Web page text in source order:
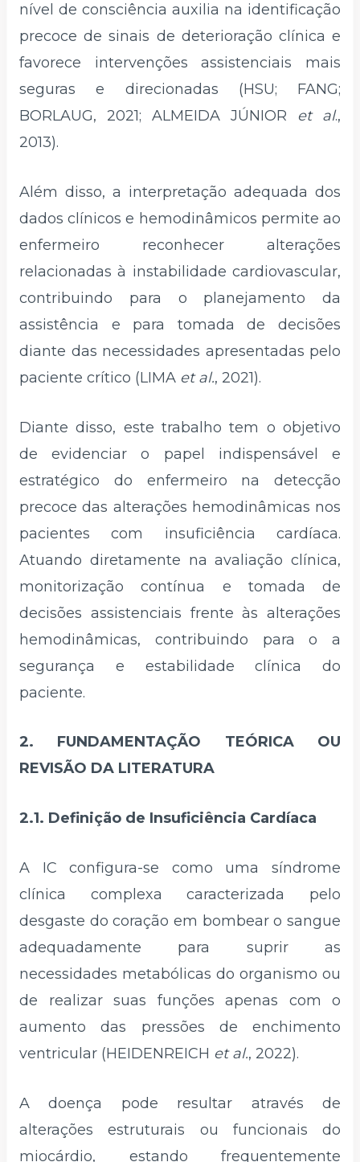
nível de consciência auxilia na identificação
precoce de sinais de deterioração clínica e
favorece intervenções assistenciais mais
seguras e direcionadas (HSU; FANG;
BORLAUG, 2021; ALMEIDA JÚNIOR et al.,
2013).
Além disso, a interpretação adequada dos
dados clínicos e hemodinâmicos permite ao
enfermeiro reconhecer alterações
relacionadas à instabilidade cardiovascular,
contribuindo para o planejamento da
assistência e para tomada de decisões
diante das necessidades apresentadas pelo
paciente crítico (LIMA et al., 2021).
Diante disso, este trabalho tem o objetivo
de evidenciar o papel indispensável e
estratégico do enfermeiro na detecção
precoce das alterações hemodinâmicas nos
pacientes com insuficiência cardíaca.
Atuando diretamente na avaliação clínica,
monitorização contínua e tomada de
decisões assistenciais frente às alterações
hemodinâmicas, contribuindo para o a
segurança e estabilidade clínica do
paciente.
2. FUNDAMENTAÇÃO TEÓRICA OU
REVISÃO DA LITERATURA
2.1. Definição de Insuficiência Cardíaca
A IC configura-se como uma síndrome
clínica complexa caracterizada pelo
desgaste do coração em bombear o sangue
adequadamente para suprir as
necessidades metabólicas do organismo ou
de realizar suas funções apenas com o
aumento das pressões de enchimento
ventricular (HEIDENREICH et al., 2022).
A doença pode resultar através de
alterações estruturais ou funcionais do
miocárdio, estando frequentemente